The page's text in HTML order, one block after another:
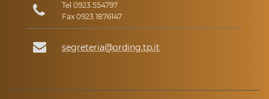
Tel 0923.554797
Fax 0923.1876147
segreteria@ording.tp.it